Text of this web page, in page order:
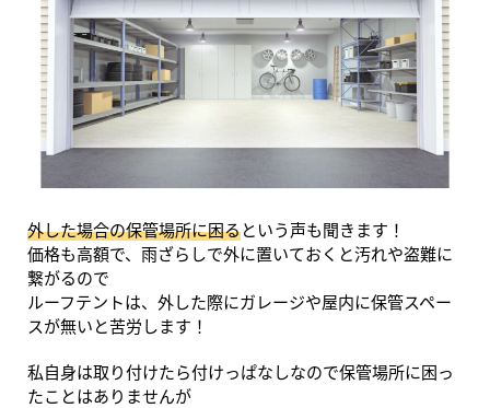
外した場合の保管場所に困るという声も聞きます！
価格も高額で、雨ざらしで外に置いておくと汚れや盗難に
繋がるので
ルーフテントは、外した際にガレージや屋内に保管スペー
スが無いと苦労します！
私自身は取り付けたら付けっぱなしなので保管場所に困っ
たことはありませんが